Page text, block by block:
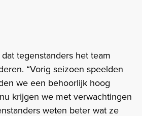
tegenstanders het team
“Vorig seizoen speelden
we een behoorlijk hoog
krijgen we met verwachtingen
weten beter wat ze